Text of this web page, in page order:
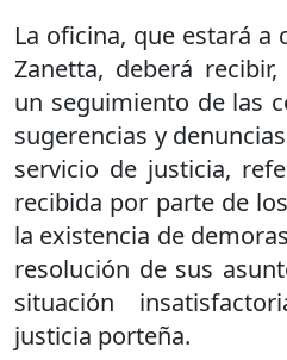
La oficina, que estará a
Zanetta, deberá
un seguimiento de las
sugerencias y
servicio de justicia,
recibida por parte de
la existencia de
resolución de sus
situación
justicia porteña.